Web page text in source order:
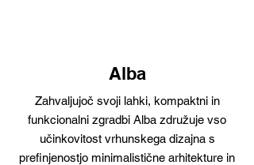
Alba
Zahvaljujoč svoji lahki, kompaktni in
funkcionalni zgradbi Alba združuje vso
učinkovitost vrhunskega dizajna s
prefinjenostjo minimalistične arhitekture in